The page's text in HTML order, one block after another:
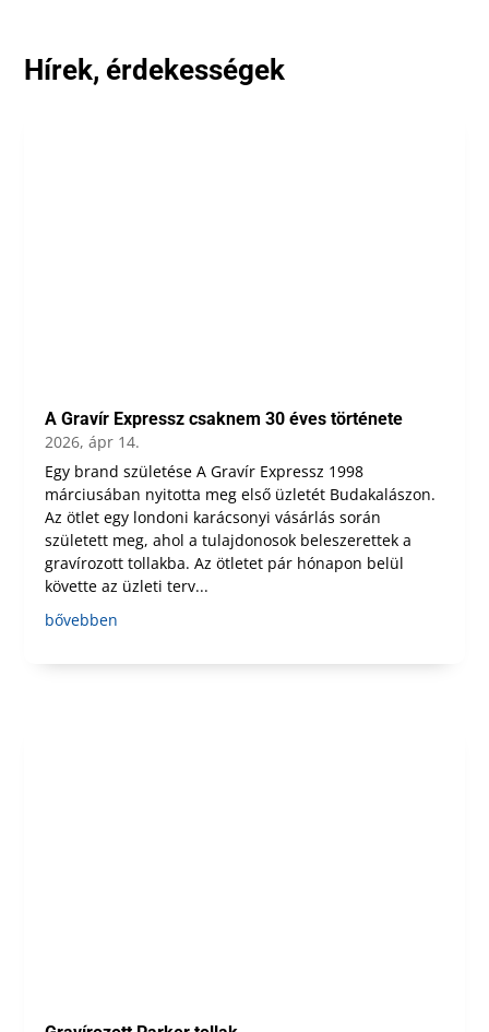
Hírek, érdekességek
A Gravír Expressz csaknem 30 éves története
2026, ápr 14.
Egy brand születése A Gravír Expressz 1998
márciusában nyitotta meg első üzletét Budakalászon.
Az ötlet egy londoni karácsonyi vásárlás során
született meg, ahol a tulajdonosok beleszerettek a
gravírozott tollakba. Az ötletet pár hónapon belül
követte az üzleti terv...
bővebben